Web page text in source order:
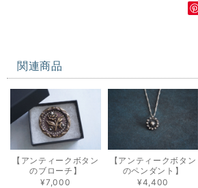
関連商品
【アンティークボタン
のブローチ】
¥7,000
【アンティークボタン
のペンダント】
¥4,400